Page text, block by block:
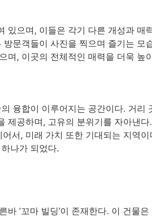
있으며, 이들은 각기 다른 개성과 매
문객들이 사진을 찍으며 즐기는 모
며, 이곳의 전체적인 매력을 더욱 높
융합이 이루어지는 공간이다. 거리
제공하며, 고유의 분위기를 자아낸
서, 미래 가치 또한 기대되는 지역
나가 되었다.
‘꼬마 빌딩’이 존재한다. 이 건물